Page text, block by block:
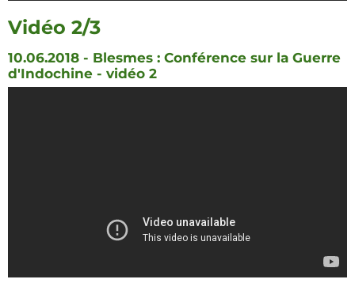
Vidéo 2/3
10.06.2018 - Blesmes : Conférence sur la Guerre
d'Indochine - vidéo 2